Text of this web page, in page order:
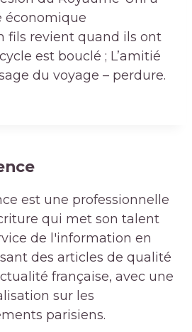
économique
fils revient quand ils ont
est bouclé ; L’amitié
du voyage – perdure.
est une professionnelle
qui met son talent
de l'information en
des articles de qualité
française, avec une
sur les
parisiens.